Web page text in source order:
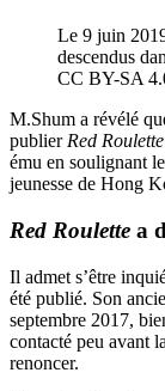
Le 9 juin
descendus
CC BY-SA
M.Shum a révélé
publier Red Roulette
ému en soulignant
jeunesse de Hong
Red Roulette a
Il admet s’être
été publié. Son
septembre 2017,
contacté peu avant
renoncer.